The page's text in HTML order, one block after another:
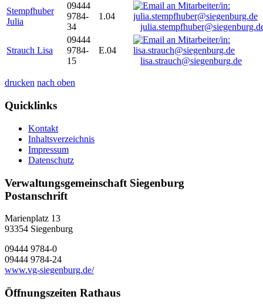
Stempfhuber
Julia
09444
9784-
34
1.04
Strauch Lisa
09444
9784-
15
E.04
lisa.strauch@siegenburg.de
drucken nach oben
Quicklinks
Kontakt
Inhaltsverzeichnis
Impressum
Datenschutz
Verwaltungsgemeinschaft Siegenburg
Postanschrift
Marienplatz 13
93354 Siegenburg
09444 9784-0
09444 9784-24
www.vg-siegenburg.de/
Öffnungszeiten Rathaus